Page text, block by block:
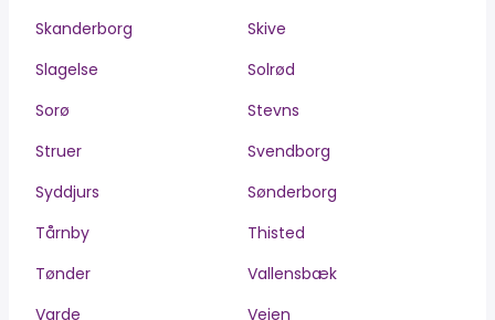
Skanderborg
Skive
Slagelse
Solrød
Sorø
Stevns
Struer
Svendborg
Syddjurs
Sønderborg
Tårnby
Thisted
Tønder
Vallensbæk
Varde
Vejen